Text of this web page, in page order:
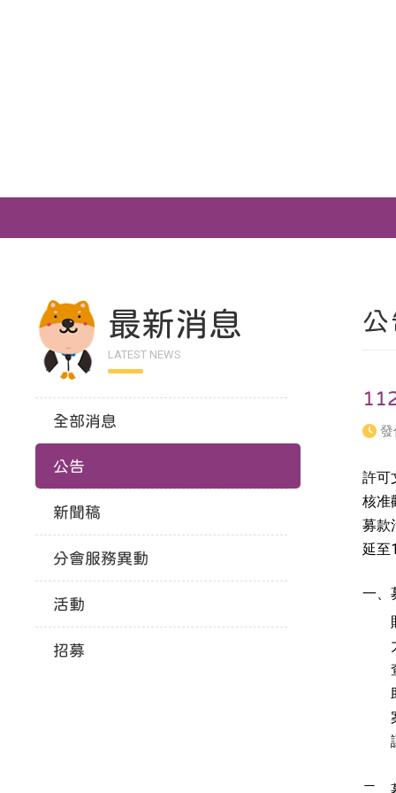
最新消息
LATEST NEWS
全部消息
公告
新聞稿
分會服務異動
活動
招募
發
許可
核准
募款
延至
一、